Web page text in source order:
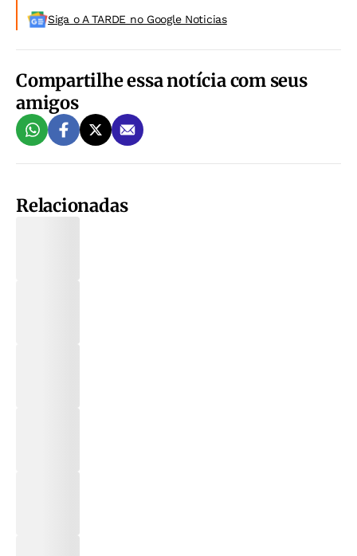
Siga o A TARDE no Google Noticias
Compartilhe essa notícia com seus
amigos
Relacionadas